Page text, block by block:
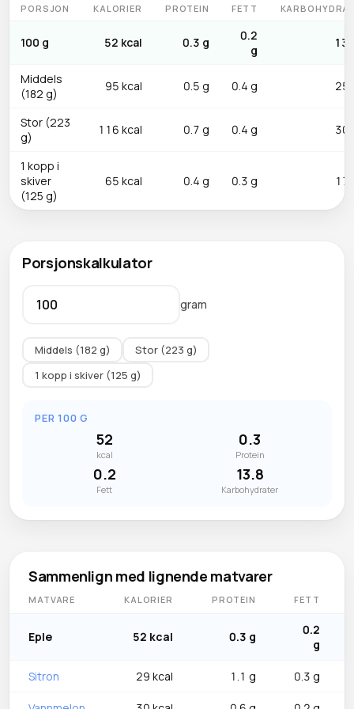
PORSJON KALORIER PROTEIN FETT
100 g 52 kcal 0.3 g
0.2
g
Middels
(182 g)
95 kcal 0.5 g 0.4 g
Stor (223
g)
116 kcal 0.7 g 0.4 g
1 kopp i
skiver
(125 g)
65 kcal 0.4 g 0.3 g
Porsjonskalkulator
gram
Middels (182 g)
Stor (223 g)
1 kopp i skiver (125 g)
PER 100 G
52
kcal
0.3
Protein
0.2
Fett
13.8
Karbohydrater
Sammenlign med lignende matvarer
MATVARE KALORIER PROTEIN FETT
Eple 52 kcal 0.3 g
0.2
g
Sitron 29 kcal 1.1 g 0.3 g